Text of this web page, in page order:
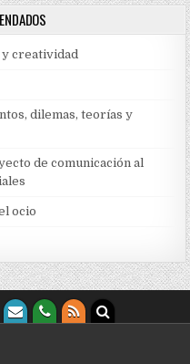
y creatividad
dilemas, teorías y
de comunicación al
ocio